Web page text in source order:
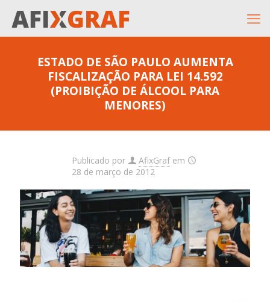
ESTADO DE SÃO PAULO AUMENTA
FISCALIZAÇÃO PARA LEI 14.592
(PROIBIÇÃO DE ÁLCOOL PARA
MENORES)
Publicado por AfixGraf em
28 de março de 2012